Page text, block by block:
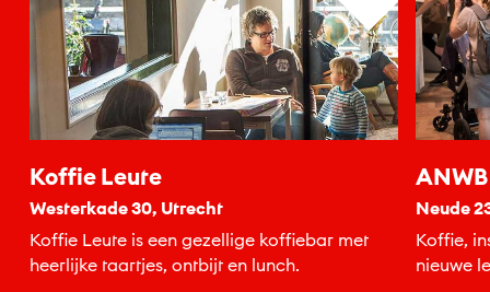
Koffie Leute
Westerkade 30, Utrecht
Koffie Leute is een gezellige koffiebar met
heerlijke taartjes, ontbijt en lunch.
Neude
Koffie,
nieuwe